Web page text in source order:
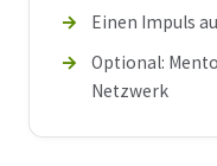
Einen Impuls
Optional:
Netzwerk